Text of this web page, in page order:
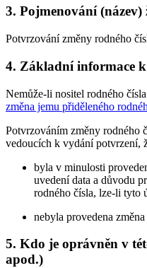
3. Pojmenování (název)
Potvrzování změny rodného
4. Základní informace
Nemůže-li nositel rodného
změna jemu přiděleného
Potvrzováním změny rodného
vedoucích k vydání potvrzení,
byla v minulosti
uvedení data a důvodu
rodného čísla, lze-li tyto
nebyla provedena
5. Kdo je oprávněn v
apod.)